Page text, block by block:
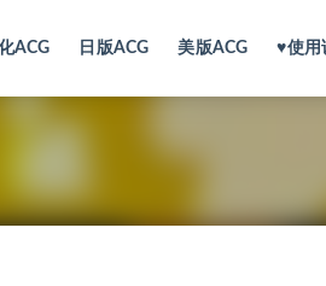
ACG 日版ACG 美版ACG ♥使用